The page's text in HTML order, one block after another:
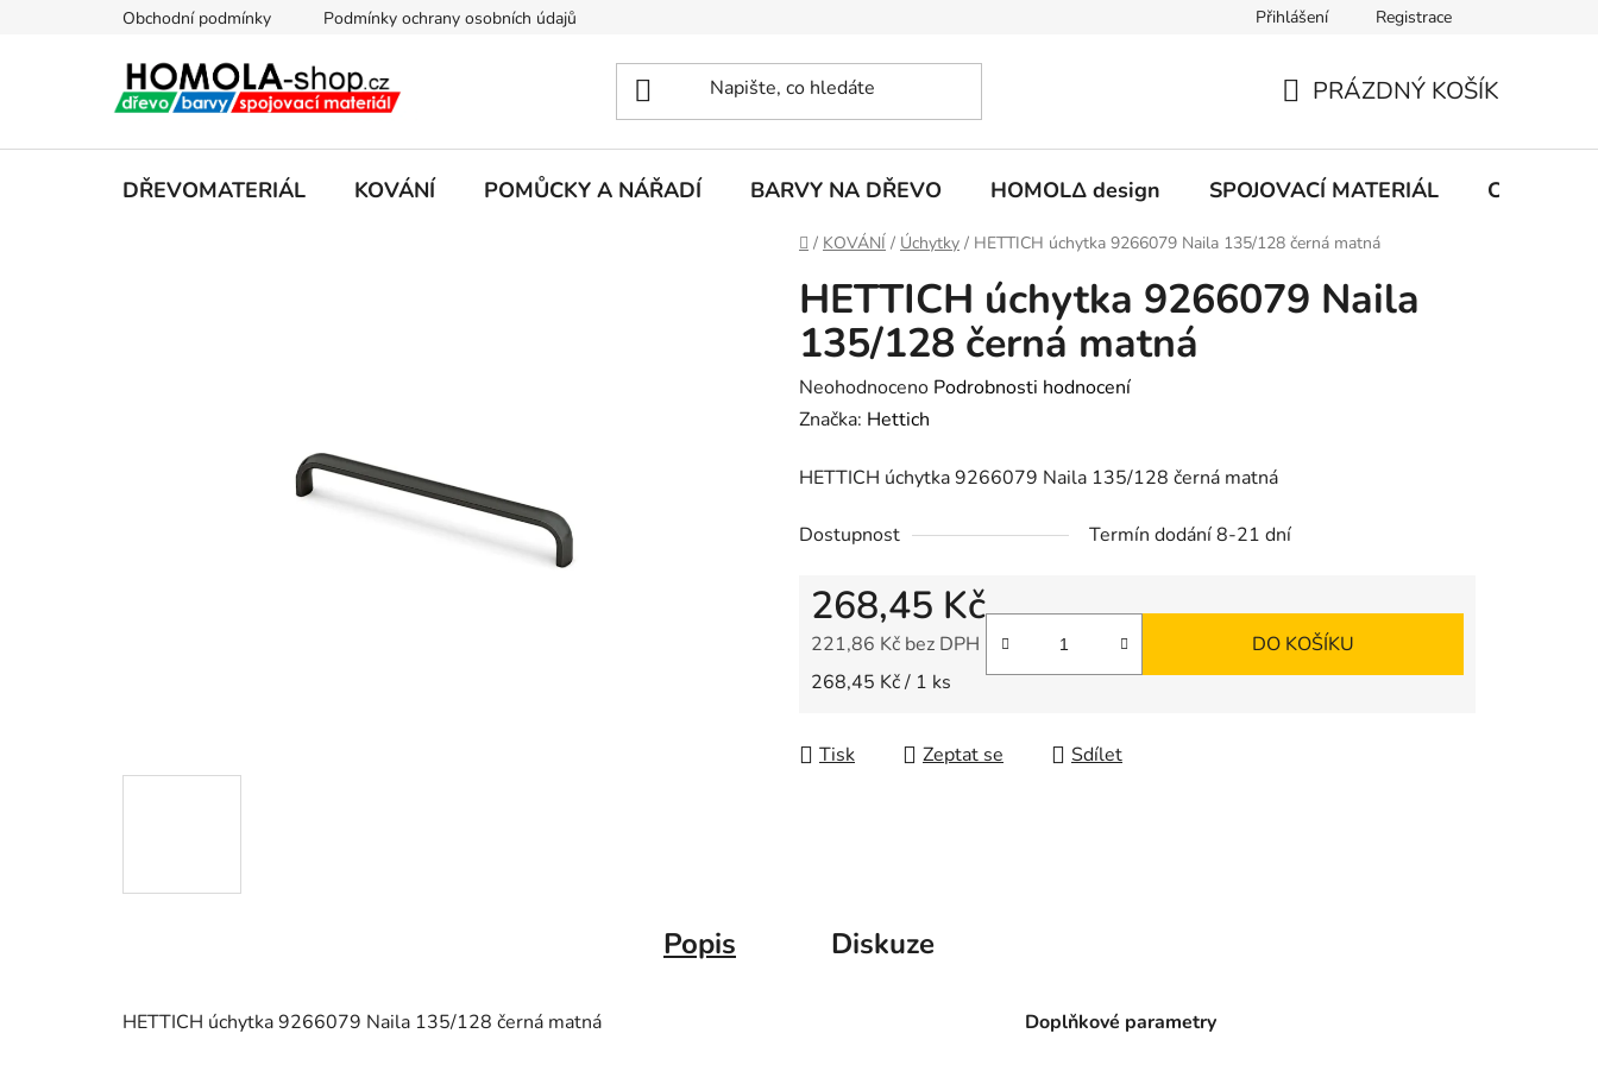
Obchodní podmínky Podmínky ochrany osobních údajů Přihlášení Registrace
KOŠÍK
PRÁZDNÝ KOŠÍK
DŘEVOMATERIÁL KOVÁNÍ POMŮCKY A NÁŘADÍ BARVY NA DŘEVO HOMOLΔ design SPOJOVACÍ MATERIÁL CHEMIE
Domů
/ KOVÁNÍ / Úchytky / HETTICH úchytka 9266079 Naila 135/128 černá matná
HETTICH úchytka 9266079 Naila
135/128 černá matná
Průměrné
hodnocení
je
z
hvězdiček.
Neohodnoceno Podrobnosti hodnocení
Značka: Hettich
HETTICH úchytka 9266079 Naila 135/128 černá matná
Dostupnost Termín dodání 8-21 dní
268,45 Kč
221,86 Kč bez DPH
Měrná cena:
268,45 Kč / 1 ks
DO KOŠÍKU
Tisk Zeptat se Sdílet
Popis Diskuze
HETTICH úchytka 9266079 Naila 135/128 černá matná Doplňkové parametry